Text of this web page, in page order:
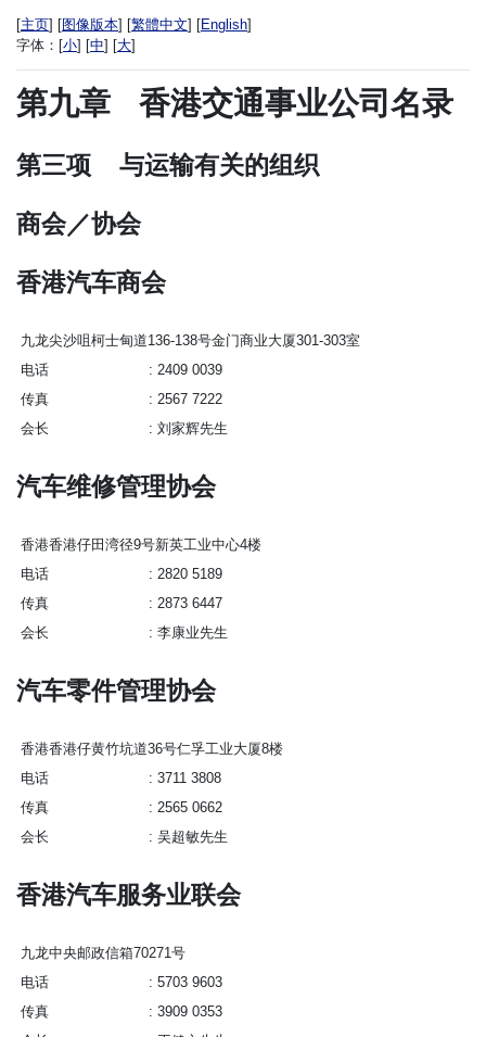
[主页] [图像版本] [繁體中文] [English]
字体： [小] [中] [大]
第九章 香港交通事业公司名录
第三项 与运输有关的组织
商会／协会
香港汽车商会
九龙尖沙咀柯士甸道136-138号金门商业大厦301-303室
电话
2409 0039
传真
2567 7222
会长
刘家辉先生
汽车维修管理协会
香港香港仔田湾径9号新英工业中心4楼
电话
2820 5189
传真
2873 6447
会长
李康业先生
汽车零件管理协会
香港香港仔黄竹坑道36号仁孚工业大厦8楼
电话
3711 3808
传真
2565 0662
会长
吴超敏先生
香港汽车服务业联会
九龙中央邮政信箱70271号
电话
5703 9603
传真
3909 0353